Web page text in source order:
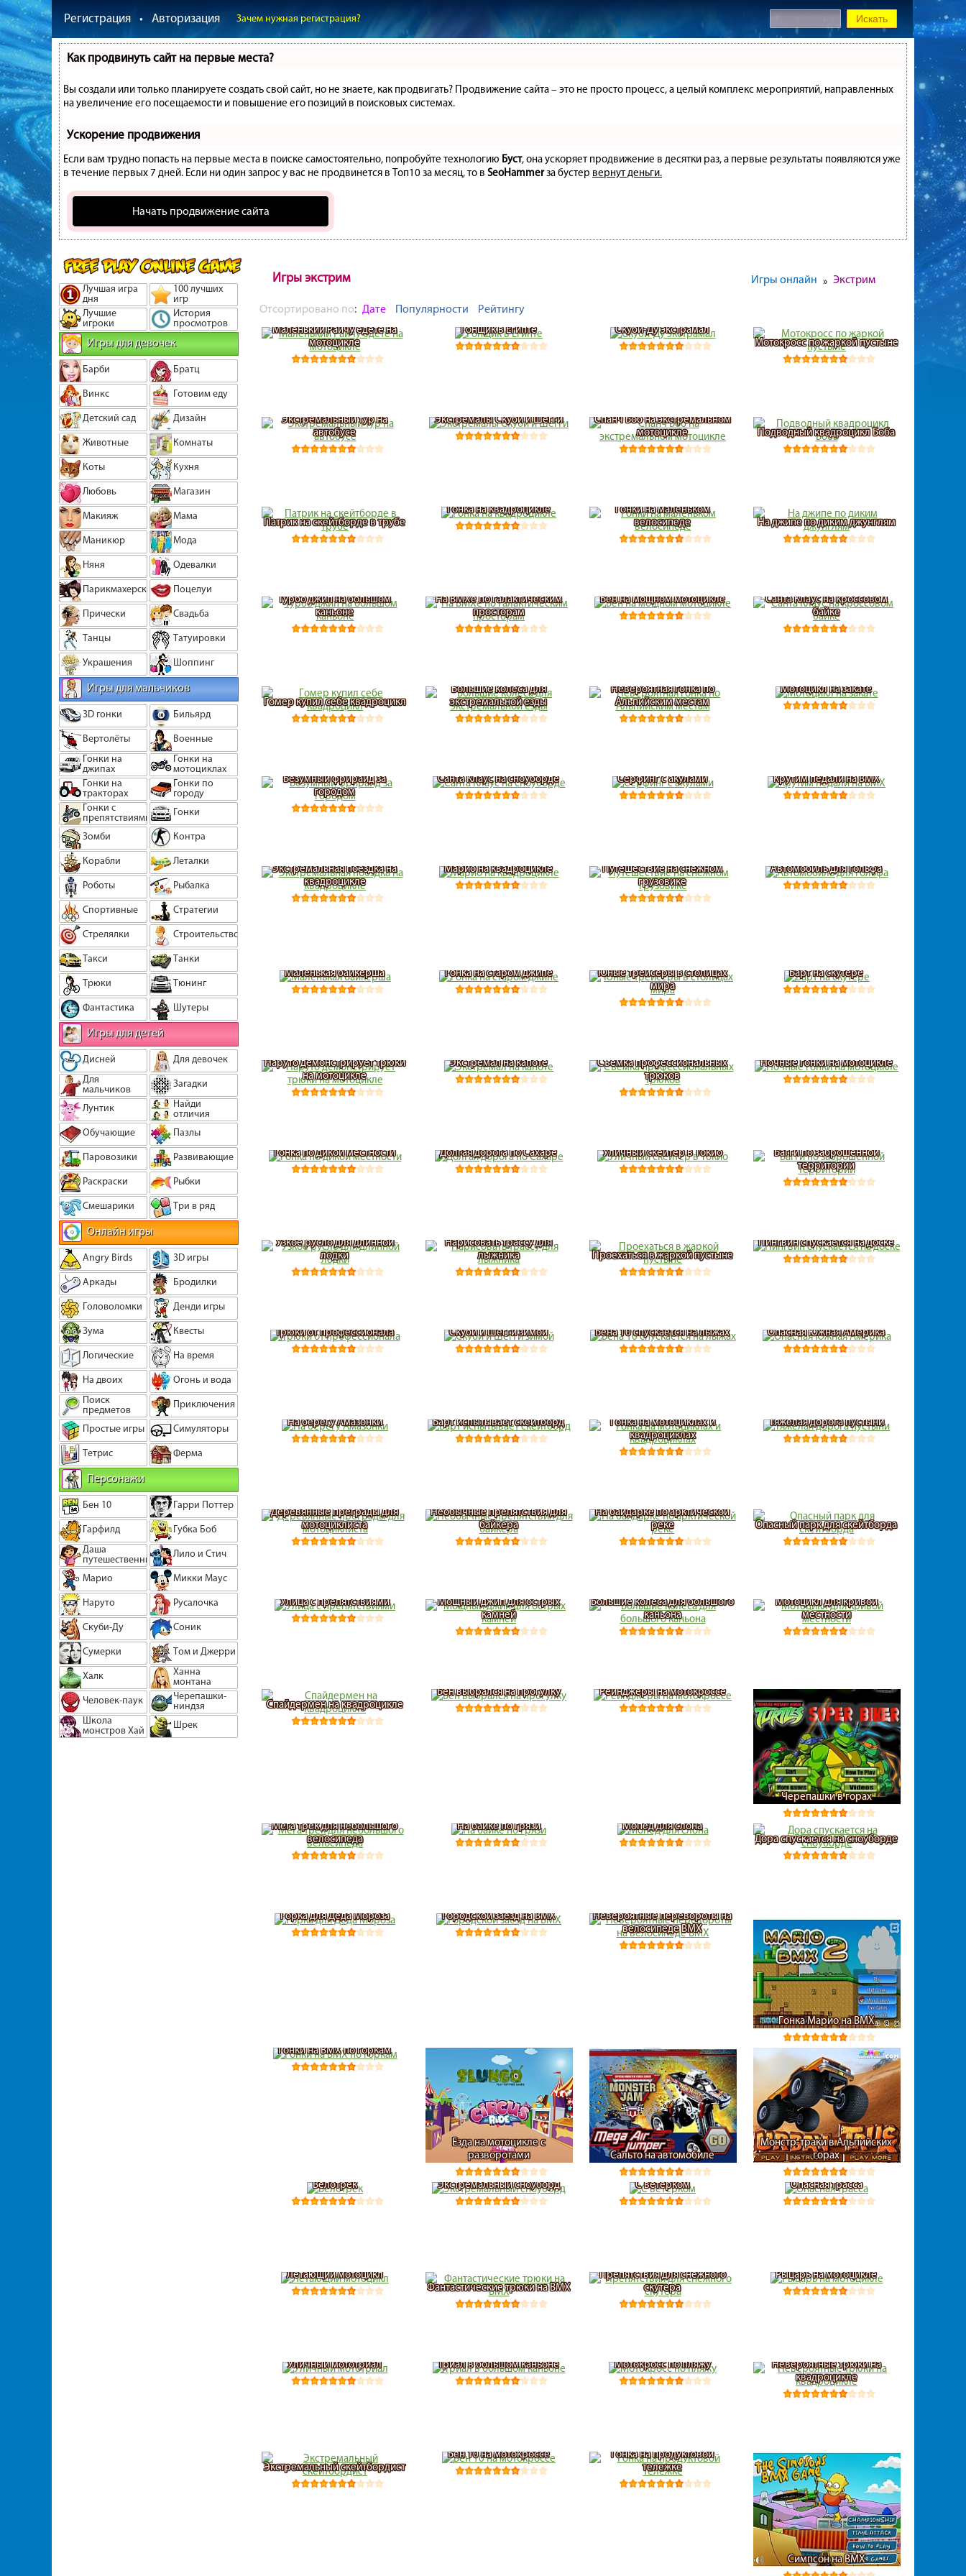
Регистрация • Авторизация Зачем нужная регистрация?
Как продвинуть сайт на первые места?
Вы создали или только планируете создать свой сайт, но не знаете, как продвигать? Продвижение сайта – это не просто процесс, а целый комплекс мероприятий, направленных
на увеличение его посещаемости и повышение его позиций в поисковых системах.
Ускорение продвижения
Если вам трудно попасть на первые места в поиске самостоятельно, попробуйте технологию Буст, она ускоряет продвижение в десятки раз, а первые результаты появляются уже
в течение первых 7 дней. Если ни один запрос у вас не продвинется в Топ10 за месяц, то в SeoHammerза бустер вернут деньги.
Начать продвижение сайта
Лучшая игра
дня
100 лучших
игр
Лучшие
игроки
История
просмотров
Игры для девочек
Барби
Братц
Винкс
Готовим еду
Детский сад
Дизайн
Животные
Комнаты
Коты
Кухня
Любовь
Магазин
Макияж
Мама
Маникюр
Мода
Няня
Одевалки
Парикмахерская
Поцелуи
Прически
Свадьба
Танцы
Татуировки
Украшения
Шоппинг
Игры для мальчиков
3D гонки
Бильярд
Вертолёты
Военные
Гонки на
джипах
Гонки на
мотоциклах
Гонки на
тракторах
Гонки по
городу
Гонки с
препятствиями
Гонки
Зомби
Контра
Корабли
Леталки
Роботы
Рыбалка
Спортивные
Стратегии
Стрелялки
Строительство
Такси
Танки
Трюки
Тюнинг
Фантастика
Шутеры
Игры для детей
Дисней
Для девочек
Для
мальчиков
Загадки
Лунтик
Найди
отличия
Обучающие
Пазлы
Паровозики
Развивающие
Раскраски
Рыбки
Смешарики
Три в ряд
Онлайн игры
Angry Birds
3D игры
Аркады
Бродилки
Головоломки
Денди игры
Зума
Квесты
Логические
На время
На двоих
Огонь и вода
Поиск
предметов
Приключения
Простые игры
Симуляторы
Тетрис
Ферма
Персонажи
Бен 10
Гарри Поттер
Гарфилд
Губка Боб
Даша
путешественница
Лило и Стич
Марио
Микки Маус
Наруто
Русалочка
Скуби-Ду
Соник
Сумерки
Том и Джерри
Халк
Ханна
монтана
Человек-паук
Черепашки-
ниндзя
Школа
монстров Хай
Шрек
Игры экстрим Игры онлайн » Экстрим
Отсортировано по: Дате Популярности Рейтингу
Маленький Райчу едете на
мотоцикле
Гонщик в Египте
Скуби-Ду экстрамал
Мотокросс по жаркой пустыне
Экстремальный тур на
автобусе
Экстремалы Скуби и Шегги
Спанч Боб на экстремальном
мотоцикле
Подводный квадроцикл Боба
Патрик на скейтборде в трубе
Гонка на квадроцикле
Гонки на маленьком
велосипеде
На джипе по диким джунглям
Турбо джип на большом
каньоне
На BMXе по галактическим
просторам
Бен на мощном мотоцикле
Санта Клаус на кроссовом
байке
Гомер купил себе квадроцикл
Большие колеса для
экстремальной езды
Невероятная гонка по
Альпийским местам
Мотоцикл на закате
Безумный фрирайд за
городом
Санта Клаус на сноуборде Серфинг с акулами Крутим педали на BMX
Экстремальная поездка на
квадроцикле
Марио на квадроцикле
Путешествие на снежном
грузовике
Автомобиль для гольфа
Маленькая байкерша Гонка на старом джипе
Юные трейсеры в столицах
мира
Барт на скутере
Наруто демонстрирует трюки
на мотоцикле
Экстремал на капоте
Съемка профессиональных
трюков
Ночные гонки на мотоцикле
Гонка по дикой местности Долгая дорога по Сахаре Уличный скейтер в Токио
Багги по заброшенной
территории
Узкое русло для длинной
лодки
Нарисовать трассу для
лыжника
Проехаться в жаркой пустыне
Пингвин спускается на доске
Трюки от профессионала Скуби и Шегги зимой Бена 10 спускается на лыжах Опасная Южная Америка
На берегу Амазонки Барт испытывает скейтборд
Гонка на мотоциклах и
квадроциклах
Тяжелая дорога пустыни
Деревянные преграды для
мотоциклиста
Необычные препятствия для
байкера
На байдарке по арктической
реке
Опасный парк для скейтборда
Улица с препятствиями
Мощный джип для острых
камней
Большие колеса для большого
каньона
Мотоцикл для кривой
местности
Спайдермен на квадроцикле
Бен выбрался на прогулку Рейнджеры на мотокроссе
Черепашки в горах
Мега трек для небольшого
велосипеда
На байке по грязи
Мопед для слона
Дора спускается на сноуборде
Горка для Деда Мороза Городской заезд на BMX
Невероятные перевороты на
велосипеде BMX
Гонка Марио на BMX
Гонки на BMX по горкам
Езда на мотоцикле с
разворотами
Сальто на автомобиле
Монстр-траки в Альпийских
горах
Велотрек Экстремальный сноуборд С ветерком Опасная трасса
Летающий мотоцикл
Фантастические трюки на BMX
Препятствия для снежного
скутера
Рыцарь на мотоцикле
Уличный мототриал Триал в большом каньоне Мотокросс по пляжу
Невероятные трюки на
квадроцикле
Экстремальный скейтбордист
Бен 10 на мотокроссе
Гонка на продуктовой
тележке
Симпсон на ВМХ